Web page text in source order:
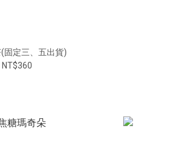
固定三、五出貨)
NT$360